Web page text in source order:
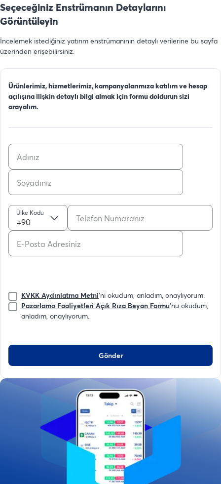
Seçeceğiniz Enstrümanın Detaylarını
Görüntüleyin
İncelemek istediğiniz yatırım enstrümanının detaylı verilerine bu sayfa
üzerinden erişebilirsiniz.
Ürünlerimiz, hizmetlerimiz, kampanyalarımıza katılım ve hesap
açılışına ilişkin detaylı bilgi almak için formu doldurun sizi
arayalım.
Ülke Kodu
+90
KVKK Aydınlatma Metni'ni okudum, anladım, onaylıyorum.
Pazarlama Faaliyetleri Açık Rıza Beyan Formu'nu okudum,
anladım, onaylıyorum.
Gönder